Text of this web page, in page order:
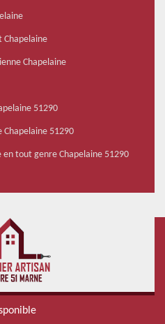
Chapelaine
Chapelaine
51290
51290
tout genre Chapelaine 51290